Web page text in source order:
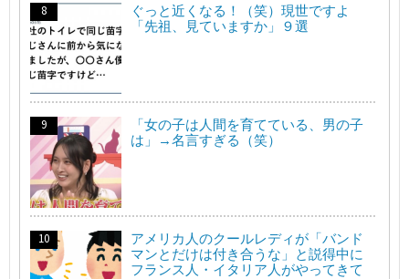
ぐっと近くなる！（笑）現世ですよ
「先祖、見ていますか」９選
「女の子は人間を育てている、男の子
は」→名言すぎる（笑）
アメリカ人のクールレディが「バンド
マンとだけは付き合うな」と説得中に
フランス人・イタリア人がやってきて